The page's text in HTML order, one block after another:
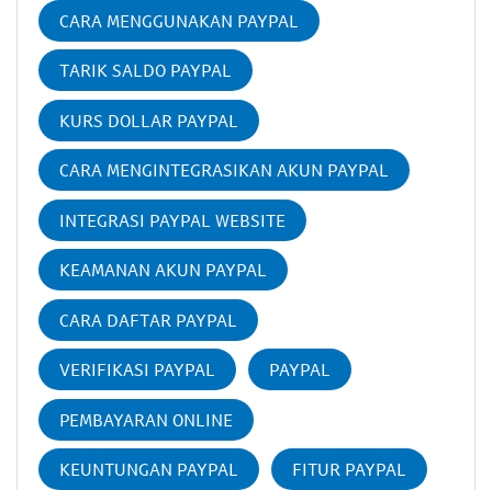
CARA MENGGUNAKAN PAYPAL
TARIK SALDO PAYPAL
KURS DOLLAR PAYPAL
CARA MENGINTEGRASIKAN AKUN PAYPAL
INTEGRASI PAYPAL WEBSITE
KEAMANAN AKUN PAYPAL
CARA DAFTAR PAYPAL
VERIFIKASI PAYPAL PAYPAL
PEMBAYARAN ONLINE
KEUNTUNGAN PAYPAL FITUR PAYPAL